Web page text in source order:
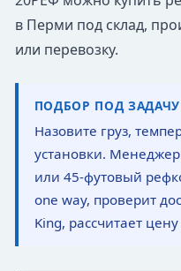
в Перми под склад,
или перевозку.
ПОДБОР ПОД ЗАДАЧУ
Назовите груз,
установки.
или 45-футовый
one way, проверит
King, рассчитает